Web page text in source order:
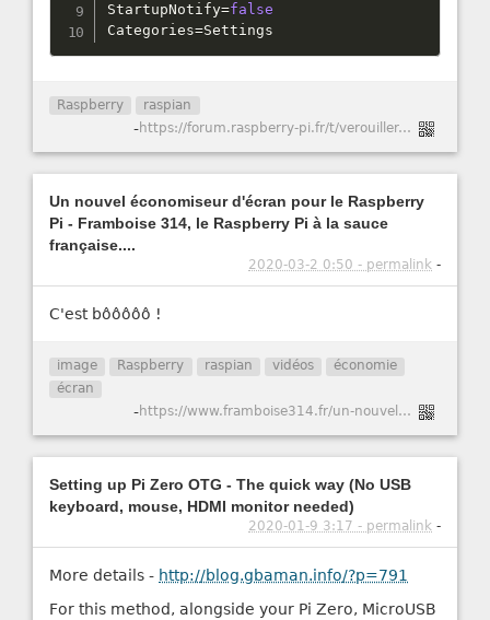
StartupNotify=false
Categories=Settings
Raspberry raspian
- https://forum.raspberry-pi.fr/t/verouiller-une-session-sous-raspbian/6607/6
Un nouvel économiseur d'écran pour le Raspberry
Pi - Framboise 314, le Raspberry Pi à la sauce
française....
2020-03-2 0:50 - permalink -
C'est bôôôôô !
image Raspberry raspian vidéos
économie
écran
- https://www.framboise314.fr/un-nouvel-economiseur-decran-pour-le-raspberry-pi/#L8217idee_de_l8217economiseur_d8217ecran_video_screensaver
Setting up Pi Zero OTG - The quick way (No USB
keyboard, mouse, HDMI monitor needed)
2020-01-9 3:17 - permalink -
More details - http://blog.gbaman.info/?p=791
For this method, alongside your Pi Zero, MicroUSB